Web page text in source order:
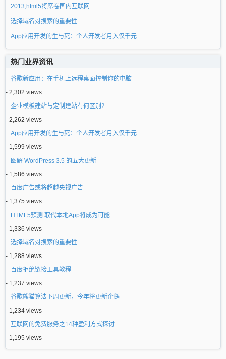
2013,html5将席卷国内互联网
选择域名对搜索的重要性
App应用开发的生与死：个人开发者月入仅千元
热门业界资讯
谷歌新应用：在手机上远程桌面控制你的电脑
- 2,302 views
企业模板建站与定制建站有何区别？
- 2,262 views
App应用开发的生与死：个人开发者月入仅千元
- 1,599 views
图解 WordPress 3.5 的五大更新
- 1,586 views
百度广告或将超越央视广告
- 1,375 views
HTML5预测 取代本地App将成为可能
- 1,336 views
选择域名对搜索的重要性
- 1,288 views
百度拒绝链接工具教程
- 1,237 views
谷歌熊猫算法下周更新，今年将更新企鹅
- 1,234 views
互联网的免费服务之14种盈利方式探讨
- 1,195 views